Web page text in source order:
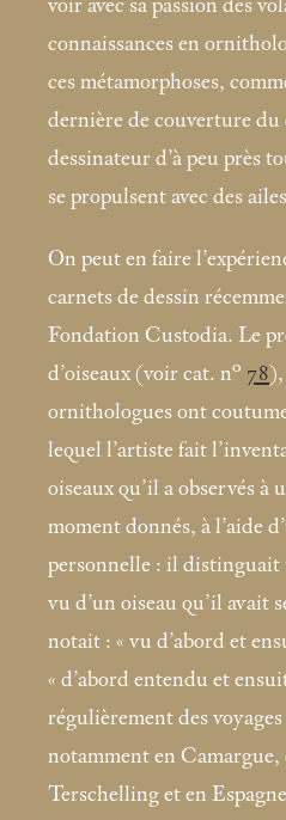
voir avec sa passion des
connaissances en
ces métamorphoses,
dernière de couverture
dessinateur d’à peu près
se propulsent avec des ailes
On peut en faire
carnets de dessin
Fondation Custodia. Le
d’oiseaux (voir cat. n° 78
ornithologues ont
lequel l’artiste fait
oiseaux qu’il a observés à
moment donnés, à l’aide
personnelle : il distinguait
vu d’un oiseau qu’il avait
notait : « vu d’abord et
« d’abord entendu et
régulièrement des
notamment en Camargue,
Terschelling et en Espagne